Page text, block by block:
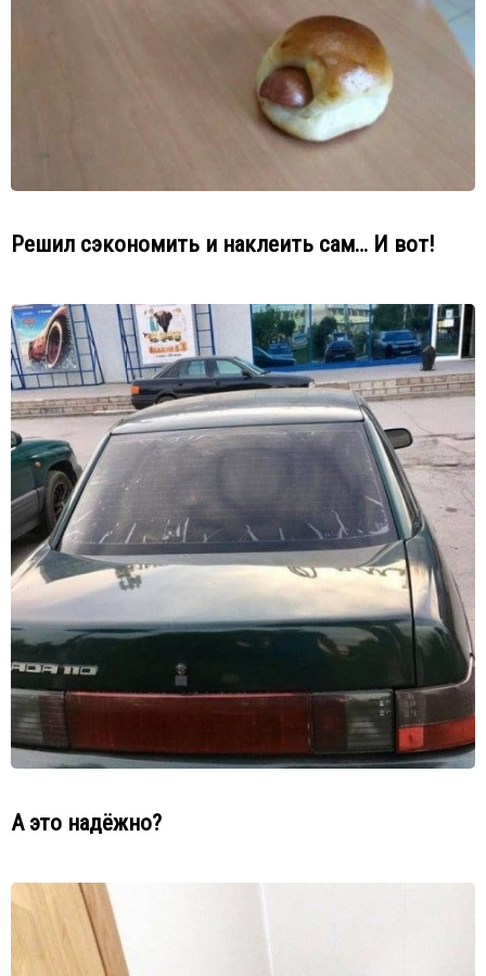
Решил сэкономить и наклеить сам… И вот!
А это надёжно?